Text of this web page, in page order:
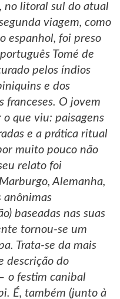
no litoral sul do atual
viagem, como
espanhol, foi preso
Tomé de
pelos índios
e dos
franceses. O jovem
que viu: paisagens
e a prática ritual
muito pouco não
relato foi
Alemanha,
anônimas
baseadas nas suas
tornou-se um
Trata-se da mais
descrição do
o festim canibal
É, também (junto à